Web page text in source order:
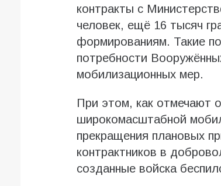
контракты с
человек, ещё 16 тысяч
формированиям. Такие
потребности
мобилизационных мер.
При этом, как отмечают
широкомасштабной
прекращения плановых
контрактников в
созданные войска